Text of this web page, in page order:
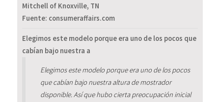
Mitchell of Knoxville, TN
Fuente: consumeraffairs.com
Elegimos este modelo porque era uno de los pocos que
cabían bajo nuestra a
Elegimos este modelo porque era uno de los pocos
que cabían bajo nuestra altura de mostrador
disponible. Así que hubo cierta preocupación inicial